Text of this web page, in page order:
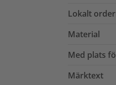
Lokalt
Material
Med plats
Märktext